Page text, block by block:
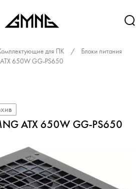
для ПК /
Блоки питания
650W GG-PS650
ATX 650W GG-PS650